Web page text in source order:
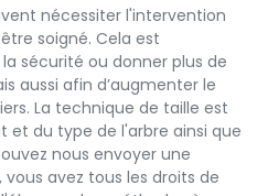
nécessiter l'intervention
soigné. Cela est
sécurité ou donner plus de
aussi afin d’augmenter le
La technique de taille est
et du type de l'arbre ainsi que
nous envoyer une
avez tous les droits de